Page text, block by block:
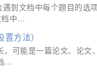
到文档中每个题目的
中...
方法）
可能是一篇论文、论
...